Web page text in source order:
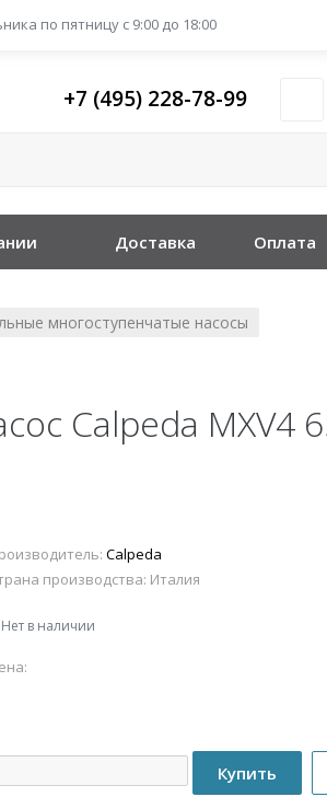
по пятницу с 9:00 до 18:00
+7 (495) 228-78-99
Доставка Оплата
многоступенчатые насосы
Calpeda MXV4
Calpeda
производства: Италия
Нет в наличии